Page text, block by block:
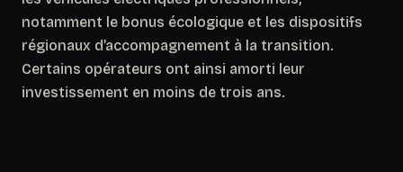
notamment le bonus écologique et les dispositifs
régionaux d’accompagnement à la transition.
Certains opérateurs ont ainsi amorti leur
investissement en moins de trois ans.